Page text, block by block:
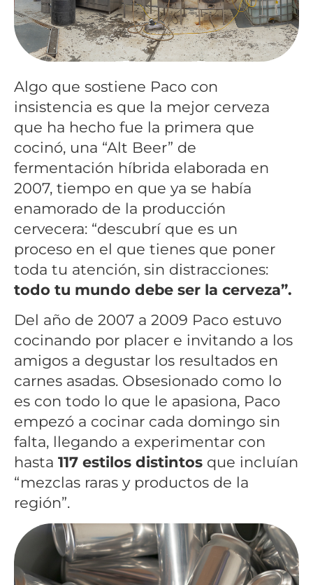
Algo que sostiene Paco con
insistencia es que la mejor cerveza
que ha hecho fue la primera que
cocinó, una “Alt Beer” de
fermentación híbrida elaborada en
2007, tiempo en que ya se había
enamorado de la producción
cervecera: “descubrí que es un
proceso en el que tienes que poner
toda tu atención, sin distracciones:
todo tu mundo debe ser la cerveza”.
Del año de 2007 a 2009 Paco estuvo
cocinando por placer e invitando a los
amigos a degustar los resultados en
carnes asadas. Obsesionado como lo
es con todo lo que le apasiona, Paco
empezó a cocinar cada domingo sin
falta, llegando a experimentar con
hasta 117 estilos distintos que incluían
“mezclas raras y productos de la
región”.